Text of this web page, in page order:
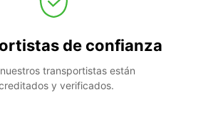
de confianza
transportistas están
y verificados.